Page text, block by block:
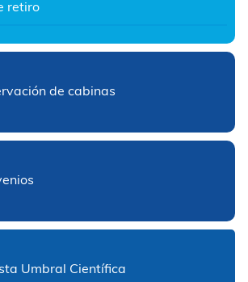
retiro
de cabinas
Umbral Científica